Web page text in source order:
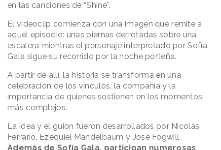
en las canciones de “Shine”.
El videoclip comienza con una imagen que remite a
aquel episodio: unas piernas derrotadas sobre una
escalera mientras el personaje interpretado por Sofía
Gala sigue su recorrido por la noche porteña.
A partir de allí, la historia se transforma en una
celebración de los vínculos, la compañía y la
importancia de quienes sostienen en los momentos
más complejos.
La idea y el guion fueron desarrollados por Nicolás
Ferrario, Ezequiel Mandelbaum y José Fogwill.
Además de Sofía Gala, participan numerosas